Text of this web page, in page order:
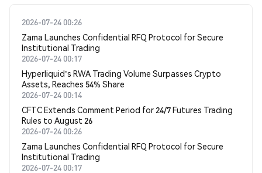
2026-07-24 00:26
Zama Launches Confidential RFQ Protocol for Secure
Institutional Trading
2026-07-24 00:17
Hyperliquid's RWA Trading Volume Surpasses Crypto
Assets, Reaches 54% Share
2026-07-24 00:14
CFTC Extends Comment Period for 24/7 Futures Trading
Rules to August 26
2026-07-24 00:26
Zama Launches Confidential RFQ Protocol for Secure
Institutional Trading
2026-07-24 00:17